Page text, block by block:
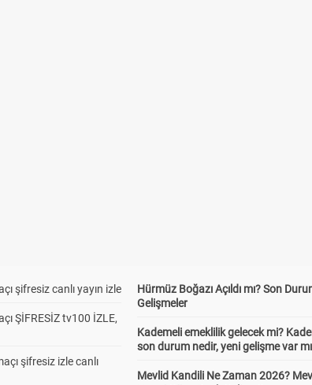
şifresiz canlı yayın izle
ŞİFRESİZ tv100 İZLE,
şifresiz izle canlı
Hürmüz Boğazı Açıldı mı? Son
Gelişmeler
Kademeli emeklilik gelecek mi?
son durum nedir, yeni gelişme var
Mevlid Kandili Ne Zaman 2026?